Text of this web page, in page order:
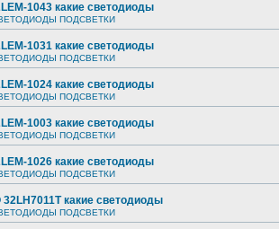
1043 какие светодиоды
ПОДСВЕТКИ
1031 какие светодиоды
ПОДСВЕТКИ
1024 какие светодиоды
ПОДСВЕТКИ
1003 какие светодиоды
ПОДСВЕТКИ
1026 какие светодиоды
ПОДСВЕТКИ
32LH7011T какие светодиоды
ПОДСВЕТКИ